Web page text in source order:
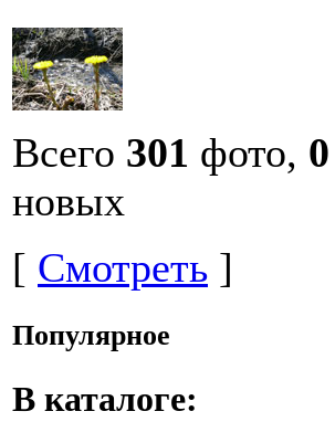
Всего 301 фото, 0
новых
[ Смотреть ]
Популярное
В каталоге: